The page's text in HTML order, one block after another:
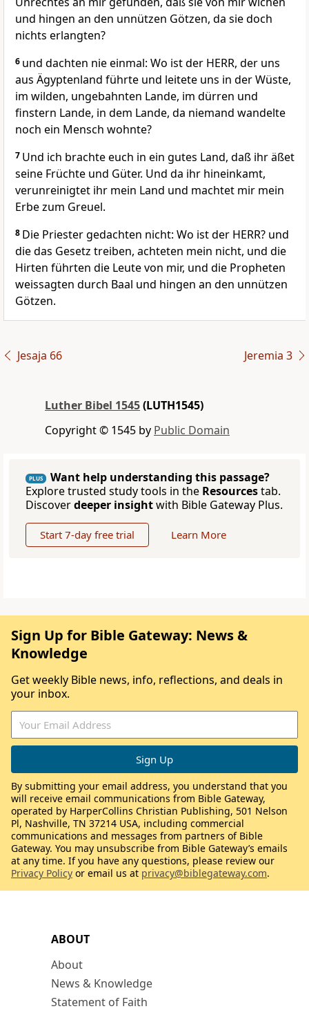
und hingen an den unnützen Götzen, da sie doch
nichts erlangten?
6 und dachten nie einmal: Wo ist der HERR, der uns
aus Ägyptenland führte und leitete uns in der Wüste,
im wilden, ungebahnten Lande, im dürren und
finstern Lande, in dem Lande, da niemand wandelte
noch ein Mensch wohnte?
7 Und ich brachte euch in ein gutes Land, daß ihr äßet
seine Früchte und Güter. Und da ihr hineinkamt,
verunreinigtet ihr mein Land und machtet mir mein
Erbe zum Greuel.
8 Die Priester gedachten nicht: Wo ist der HERR? und
die das Gesetz treiben, achteten mein nicht, und die
Hirten führten die Leute von mir, und die Propheten
weissagten durch Baal und hingen an den unnützen
Götzen.
Jesaja 66 Jeremia 3
Luther Bibel 1545(LUTH1545)
Copyright © 1545 by Public Domain
PLUS
Want help understanding this passage?
Explore trusted study tools in the Resourcestab.
Discoverdeeper insightwith Bible Gateway Plus.
Start 7-day free trial Learn More
ABOUT
About
News & Knowledge
Statement of Faith
Sign Up for Bible Gateway: News &
Knowledge
Get weekly Bible news, info, reflections, and deals in
your inbox.
By submitting your email address, you understand that you
will receive email communications from Bible Gateway,
operated by HarperCollins Christian Publishing, 501 Nelson
Pl, Nashville, TN 37214 USA, including commercial
communications and messages from partners of Bible
Gateway. You may unsubscribe from Bible Gateway’s emails
at any time. If you have any questions, please review our
Privacy Policy or email us at privacy@biblegateway.com.